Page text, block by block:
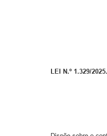
LEI N.º 1.329/2025.